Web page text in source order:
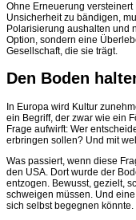
Ohne Erneuerung
Unsicherheit zu bändigen,
Polarisierung aushalten und
Option, sondern eine
Gesellschaft, die sie trägt.
Den Boden
In Europa wird Kultur
ein Begriff, der zwar wie ein
Frage aufwirft: Wer
erbringen sollen? Und mit
Was passiert, wenn diese
den USA. Dort wurde der
entzogen. Bewusst, gezielt,
schweigen müssen. Und
sich selbst begegnen könnte.